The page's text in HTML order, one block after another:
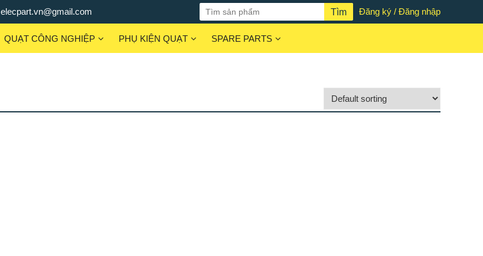
elecpart.vn@gmail.com Đăng ký / Đăng nhập
QUẠT CÔNG NGHIỆP PHỤ KIỆN QUẠT SPARE PARTS